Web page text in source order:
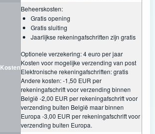
Kosten
Beheerskosten:
Gratis opening
Gratis sluiting
Jaarlijkse rekeningafschriften zijn gratis
Optionele verzekering: 4 euro per jaar
Kosten voor mogelijke verzending van post
Elektronische rekeningafschriften: gratis
Andere kosten: -1,50 EUR per
rekeningafschrift voor verzending binnen
België -2,00 EUR per rekeningafschrift voor
verzending buiten België maar binnen
Europa -3,00 EUR per rekeningafschrift voor
verzending buiten Europa.